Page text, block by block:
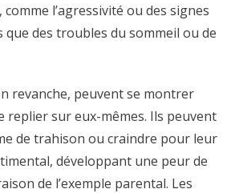
l’agressivité ou des signes
que des troubles du sommeil ou de
revanche, peuvent se montrer
replier sur eux-mêmes. Ils peuvent
de trahison ou craindre pour leur
développant une peur de
de l’exemple parental. Les